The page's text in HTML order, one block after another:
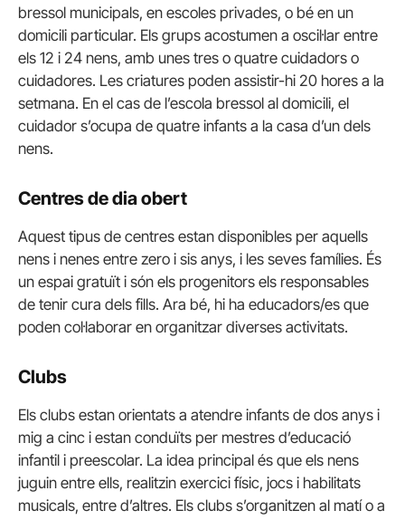
bressol municipals, en escoles privades, o bé en un
domicili particular. Els grups acostumen a oscil·lar entre
els 12 i 24 nens, amb unes tres o quatre cuidadors o
cuidadores. Les criatures poden assistir-hi 20 hores a la
setmana. En el cas de l’escola bressol al domicili, el
cuidador s’ocupa de quatre infants a la casa d’un dels
nens.
Centres de dia obert
Aquest tipus de centres estan disponibles per aquells
nens i nenes entre zero i sis anys, i les seves famílies. És
un espai gratuït i són els progenitors els responsables
de tenir cura dels fills. Ara bé, hi ha educadors/es que
poden col·laborar en organitzar diverses activitats.
Clubs
Els clubs estan orientats a atendre infants de dos anys i
mig a cinc i estan conduïts per mestres d’educació
infantil i preescolar. La idea principal és que els nens
juguin entre ells, realitzin exercici físic, jocs i habilitats
musicals, entre d’altres. Els clubs s’organitzen al matí o a